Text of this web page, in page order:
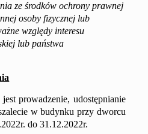
ze środków ochrony prawnej
osoby fizycznej lub
względy interesu
lub państwa
prowadzenie, udostępnianie
w budynku przy dworcu
22r. do 31 .1 2.2022r.